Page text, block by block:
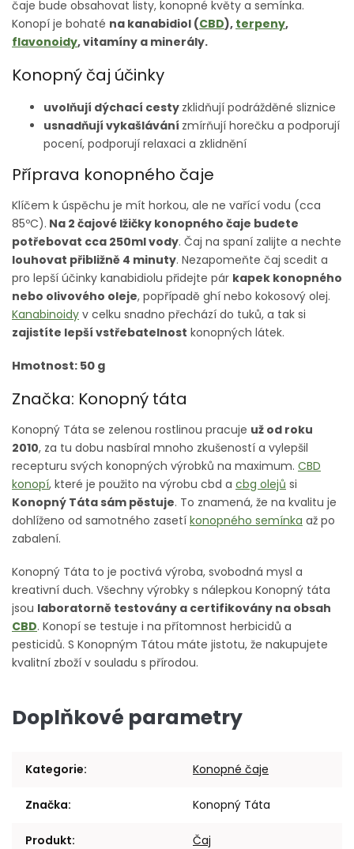
čaje bude obsahovat listy, konopné květy a semínka.
Konopí je bohaté na kanabidiol (CBD), terpeny,
flavonoidy, vitamíny a minerály.
Konopný čaj účinky
uvolňují dýchací cesty zklidňují podrážděné sliznice
usnadňují vykašlávání zmírňují horečku a podporují
pocení, podporují relaxaci a zklidnění
Příprava konopného čaje
Klíčem k úspěchu je mít horkou, ale ne vařící vodu (cca
85ºC). Na 2 čajové lžičky konopného čaje budete
potřebovat cca 250ml vody. Čaj na spaní zalijte a nechte
louhovat přibližně 4 minuty. Nezapomeňte čaj scedit a
pro lepší účinky kanabidiolu přidejte pár kapek konopného
nebo olivového oleje, popřípadě ghí nebo kokosový olej.
Kanabinoidy v celku snadno přechází do tuků, a tak si
zajistíte lepší vstřebatelnost konopných látek.
Hmotnost: 50 g
Značka: Konopný táta
Konopný Táta se zelenou rostlinou pracuje už od roku
2010, za tu dobu nasbíral mnoho zkušeností a vylepšil
recepturu svých konopných výrobků na maximum. CBD
konopí, které je použito na výrobu cbd a cbg olejů si
Konopný Táta sám pěstuje. To znamená, že na kvalitu je
dohlíženo od samotného zasetí konopného semínka až po
zabalení.
Konopný Táta to je poctivá výroba, svobodná mysl a
kreativní duch. Všechny výrobky s nálepkou Konopný táta
jsou laboratorně testovány a certifikovány na obsah
CBD. Konopí se testuje i na přítomnost herbicidů a
pesticidů. S Konopným Tátou máte jistotu, že nakupujete
kvalitní zboží v souladu s přírodou.
Doplňkové parametry
Kategorie: Konopné čaje
Značka: Konopný Táta
Produkt: Čaj